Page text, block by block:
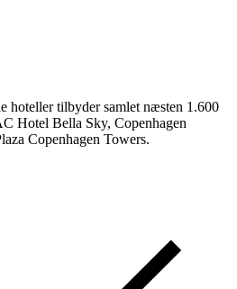
hoteller tilbyder samlet næsten 1.600
Hotel Bella Sky, Copenhagen
Copenhagen Towers.